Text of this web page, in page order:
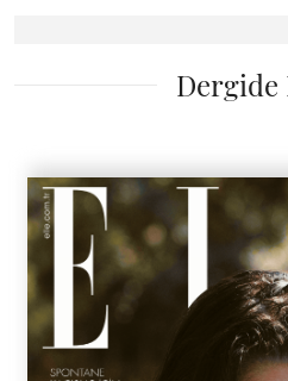
Dergide